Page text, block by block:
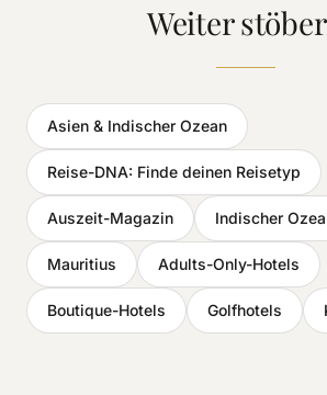
Weiter
Asien & Indischer Ozean
Reise-DNA: Finde deinen Reisetyp
Auszeit-Magazin Indischer
Mauritius Adults-Only-Hotels
Boutique-Hotels Golfhotels